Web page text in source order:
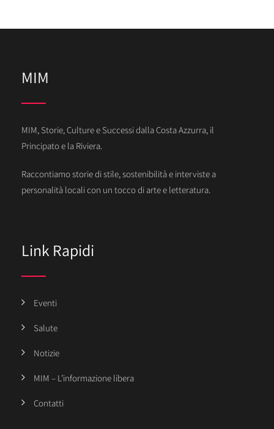
MIM
MIM, Storie, Culture e Successi dalla Costa Azzurra, il
Principato e la Riviera.
Raccontiamo storie di stile, sostenibilità e interviste a
personalità locali con un tocco di arte e letteratura.
Link Rapidi
Eventi
Salute
Notizie
MIM – L’informazione libera
Contatti